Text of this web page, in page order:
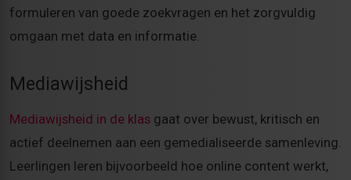
formuleren van goede zoekvragen en het zorgvuldig
omgaan met data en informatie.
Mediawijsheid
Mediawijsheid in de klas gaat over bewust, kritisch en
actief deelnemen aan een gemedialiseerde samenleving.
Leerlingen leren bijvoorbeeld hoe online content werkt,